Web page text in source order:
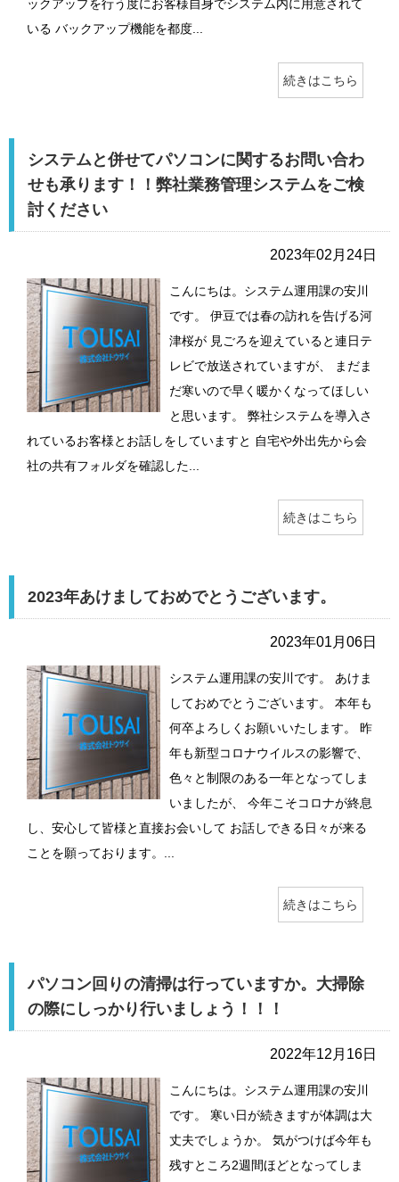
ックアップを行う度にお客様自身でシステム内に用意されて
いる バックアップ機能を都度...
続きはこちら
システムと併せてパソコンに関するお問い合わ
せも承ります！！弊社業務管理システムをご検
討ください
2023年02月24日
こんにちは。システム運用課の安川
です。 伊豆では春の訪れを告げる河
津桜が 見ごろを迎えていると連日テ
レビで放送されていますが、 まだま
だ寒いので早く暖かくなってほしい
と思います。 弊社システムを導入さ
れているお客様とお話しをしていますと 自宅や外出先から会
社の共有フォルダを確認した...
続きはこちら
2023年あけましておめでとうございます。
2023年01月06日
システム運用課の安川です。 あけま
しておめでとうございます。 本年も
何卒よろしくお願いいたします。 昨
年も新型コロナウイルスの影響で、
色々と制限のある一年となってしま
いましたが、 今年こそコロナが終息
し、安心して皆様と直接お会いして お話しできる日々が来る
ことを願っております。...
続きはこちら
パソコン回りの清掃は行っていますか。大掃除
の際にしっかり行いましょう！！！
2022年12月16日
こんにちは。システム運用課の安川
です。 寒い日が続きますが体調は大
丈夫でしょうか。 気がつけば今年も
残すところ2週間ほどとなってしま